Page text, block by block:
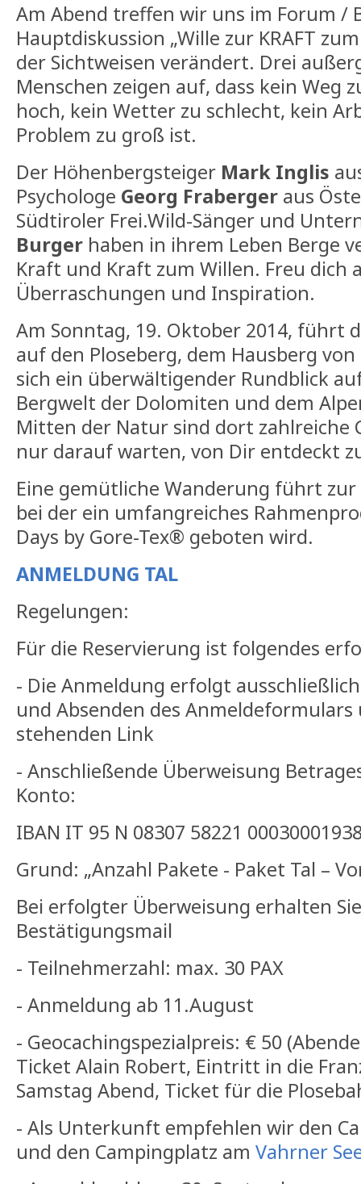
Am Abend treffen wir uns im Forum /
Hauptdiskussion „Wille zur KRAFT
der Sichtweisen verändert. Drei
Menschen zeigen auf, dass kein Weg
hoch, kein Wetter zu schlecht, kein
Problem zu groß ist.
Der Höhenbergsteiger Mark Inglis
Psychologe Georg Fraberger aus
Südtiroler Frei.Wild-Sänger und
Burger haben in ihrem Leben Berge
Kraft und Kraft zum Willen. Freu dich
Überraschungen und Inspiration.
Am Sonntag, 19. Oktober 2014, führt
auf den Ploseberg, dem Hausberg
sich ein überwältigender Rundblick
Bergwelt der Dolomiten und dem
Mitten der Natur sind dort zahlreiche
nur darauf warten, von Dir entdeckt
Eine gemütliche Wanderung führt
bei der ein umfangreiches
Days by Gore-Tex® geboten wird.
ANMELDUNG TAL
Regelungen:
Für die Reservierung ist folgendes
- Die Anmeldung erfolgt
und Absenden des
stehenden Link
- Anschließende Überweisung
Konto:
IBAN IT 95 N 08307 58221
Grund: „Anzahl Pakete - Paket Tal –
Bei erfolgter Überweisung erhalten
Bestätigungsmail
- Teilnehmerzahl: max. 30 PAX
- Anmeldung ab 11.August
- Geocachingspezialpreis: € 50
Ticket Alain Robert, Eintritt in die
Samstag Abend, Ticket für die
- Als Unterkunft empfehlen wir den
und den Campingplatz am Vahrner